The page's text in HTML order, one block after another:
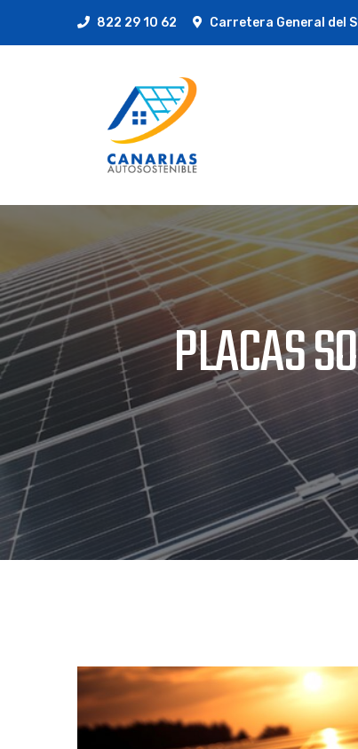
822 29 10 62 Carretera General del
PLACAS